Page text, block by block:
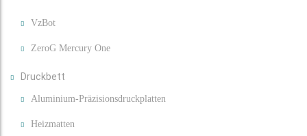
VzBot
ZeroG Mercury One
Druckbett
Aluminium-Präzisionsdruckplatten
Heizmatten